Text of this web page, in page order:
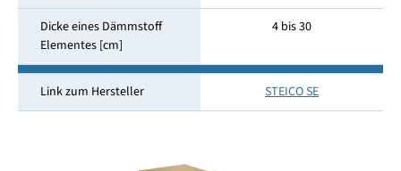
Dicke eines Dämmstoff
Elementes [cm]
4 bis 30
Link zum Hersteller STEICO SE